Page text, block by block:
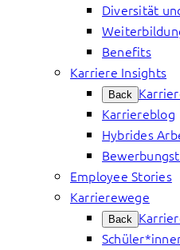
Diversität
Benefits
Karriere Insights
Back
Karriereblog
Hybrides
Employee Stories
Karrierewege
Back